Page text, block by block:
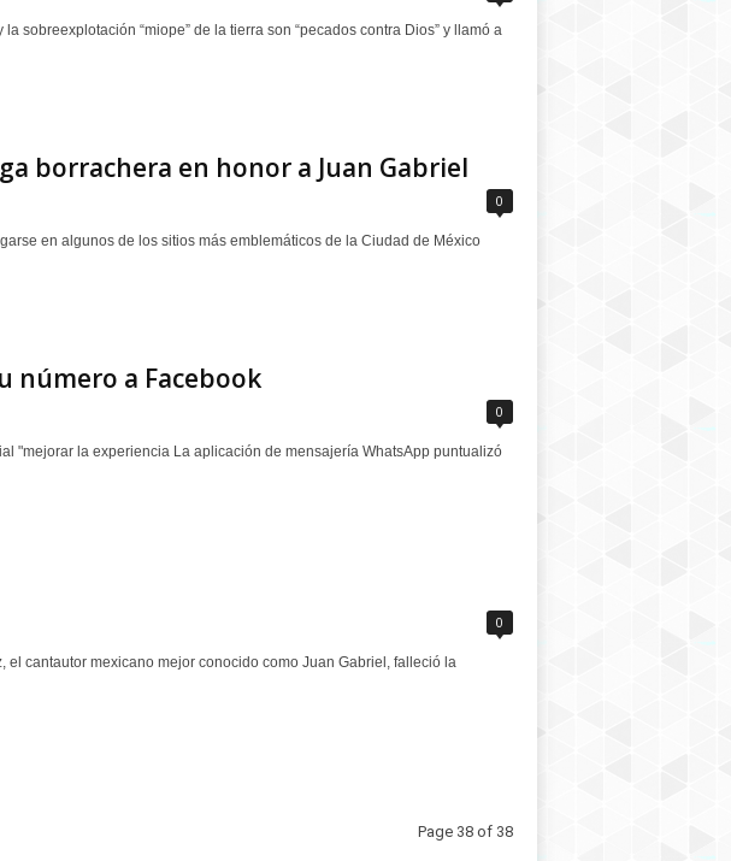
sobreexplotación “miope” de la tierra son “pecados contra Dios” y llamó a
borrachera en honor a Juan Gabriel
0
en algunos de los sitios más emblemáticos de la Ciudad de México
número a Facebook
0
"mejorar la experiencia La aplicación de mensajería WhatsApp puntualizó
0
el cantautor mexicano mejor conocido como Juan Gabriel, falleció la
Page 38 of 38